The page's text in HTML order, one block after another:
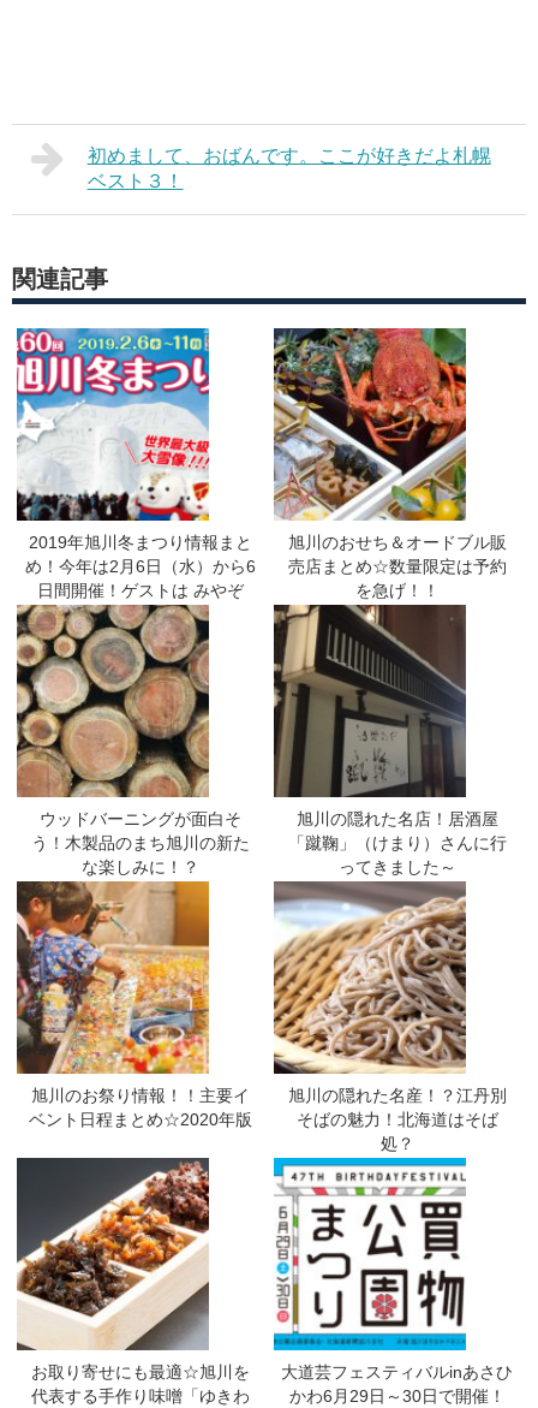
初めまして、おばんです。ここが好きだよ札幌
ベスト３！
関連記事
2019年旭川冬まつり情報まと
め！今年は2月6日（水）から6
日間開催！ゲストは みやぞ
ん！！
旭川のおせち＆オードブル販
売店まとめ☆数量限定は予約
を急げ！！
ウッドバーニングが面白そ
う！木製品のまち旭川の新た
な楽しみに！？
旭川の隠れた名店！居酒屋
「蹴鞠」（けまり）さんに行
ってきました～
旭川のお祭り情報！！主要イ
ベント日程まとめ☆2020年版
旭川の隠れた名産！？江丹別
そばの魅力！北海道はそば
処？
お取り寄せにも最適☆旭川を
代表する手作り味噌「ゆきわ
大道芸フェスティバルinあさひ
かわ6月29日～30日で開催！